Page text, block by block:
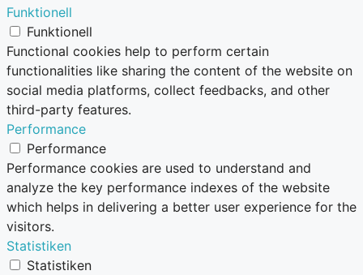
Funktionell
Funktionell
Functional cookies help to perform certain
functionalities like sharing the content of the website on
social media platforms, collect feedbacks, and other
third-party features.
Performance
Performance
Performance cookies are used to understand and
analyze the key performance indexes of the website
which helps in delivering a better user experience for the
visitors.
Statistiken
Statistiken